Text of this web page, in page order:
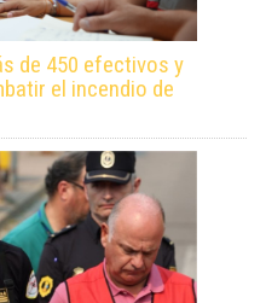
de 450 efectivos y
el incendio de